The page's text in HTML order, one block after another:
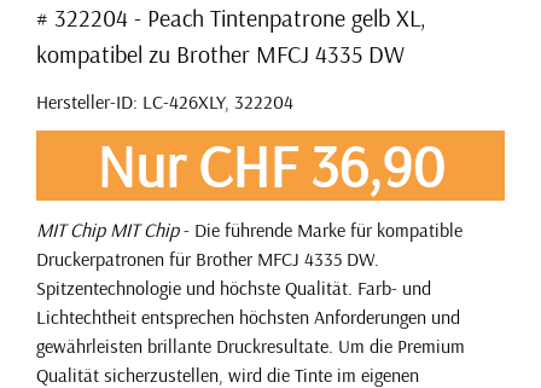
# 322204 - Peach Tintenpatrone gelb XL,
kompatibel zu Brother MFCJ 4335 DW
Hersteller-ID: LC-426XLY, 322204
Nur CHF 36,90
MIT Chip MIT Chip- Die führende Marke für kompatible
Druckerpatronen für Brother MFCJ 4335 DW.
Spitzentechnologie und höchste Qualität. Farb- und
Lichtechtheit entsprechen höchsten Anforderungen und
gewährleisten brillante Druckresultate. Um die Premium
Qualität sicherzustellen, wird die Tinte im eigenen